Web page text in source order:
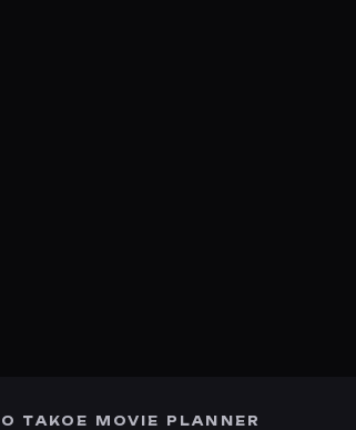
роли и фото.
ТАКОЕ MOVIE PLANNER